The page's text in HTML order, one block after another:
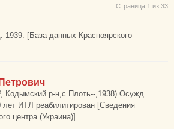
Страница 1 из 33
[База данных Красноярского
Кодымский р-н,с.Плоть--,1938) Осужд.
лет ИТЛ реабилитирован [Сведения
центра (Украина)]